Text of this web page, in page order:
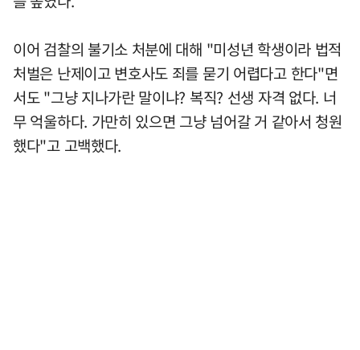
이어 검찰의 불기소 처분에 대해 "미성년 학생이라 법적
처벌은 난제이고 변호사도 죄를 묻기 어렵다고 한다"면
서도 "그냥 지나가란 말이냐? 복직? 선생 자격 없다. 너
무 억울하다. 가만히 있으면 그냥 넘어갈 거 같아서 청원
했다"고 고백했다.